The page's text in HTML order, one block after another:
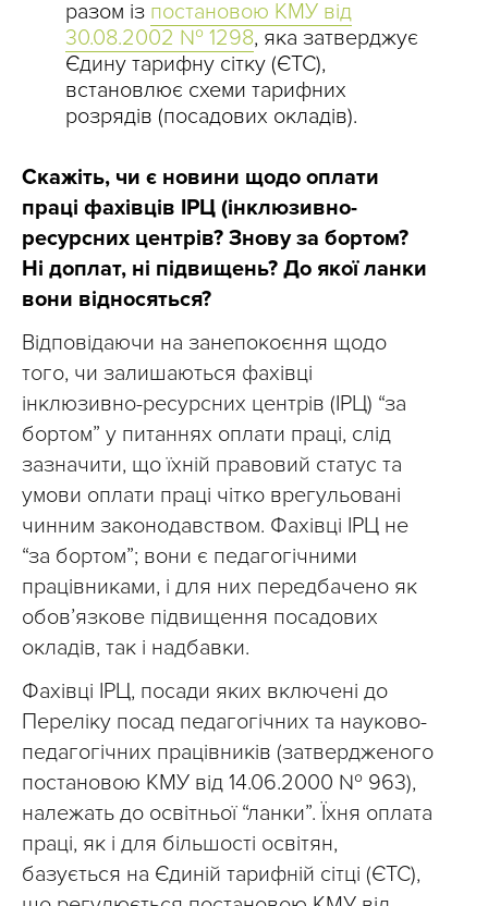
разом із постановою КМУ від
30.08.2002 № 1298, яка затверджує
Єдину тарифну сітку (ЄТС),
встановлює схеми тарифних
розрядів (посадових окладів).
Скажіть, чи є новини щодо оплати
праці фахівців ІРЦ (інклюзивно-
ресурсних центрів? Знову за бортом?
Ні доплат, ні підвищень? До якої ланки
вони відносяться?
Відповідаючи на занепокоєння щодо
того, чи залишаються фахівці
інклюзивно-ресурсних центрів (ІРЦ) “за
бортом” у питаннях оплати праці, слід
зазначити, що їхній правовий статус та
умови оплати праці чітко врегульовані
чинним законодавством. Фахівці ІРЦ не
“за бортом”; вони є педагогічними
працівниками, і для них передбачено як
обов’язкове підвищення посадових
окладів, так і надбавки.
Фахівці ІРЦ, посади яких включені до
Переліку посад педагогічних та науково-
педагогічних працівників (затвердженого
постановою КМУ від 14.06.2000 № 963),
належать до освітньої “ланки”. Їхня оплата
праці, як і для більшості освітян,
базується на Єдиній тарифній сітці (ЄТС),